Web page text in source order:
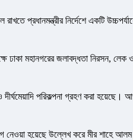
প্রধানমন্ত্রীর নির্দেশে একটি
ঢাকা মহানগরের জলাবদ্ধতা নিরসন, লেক ও
পরিকল্পনা গ্রহণ করা
হয়েছে উল্লেখ করে মীর শাহে